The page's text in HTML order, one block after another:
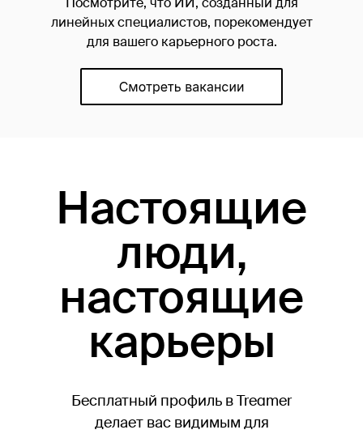
линейных специалистов, порекомендует
для вашего карьерного роста.
Настоящие
люди,
настоящие
карьеры
Бесплатный профиль в Treamer
делает вас видимым для